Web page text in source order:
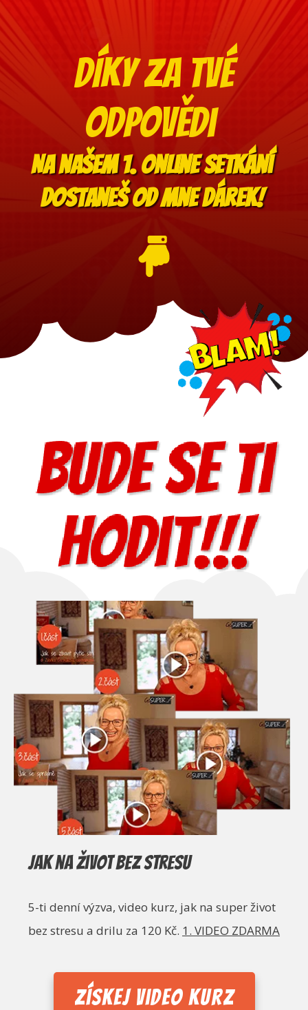
DÍky za tvé
odpovědi
Na našem 1. online setkání
Dostaneš od mne dárek!
Bude se ti
hodit!!!
Jak na život bez stresu
5-ti denní výzva, video kurz, jak na super život
bez stresu a drilu za 120 Kč. 1. VIDEO ZDARMA
Získej video kurz